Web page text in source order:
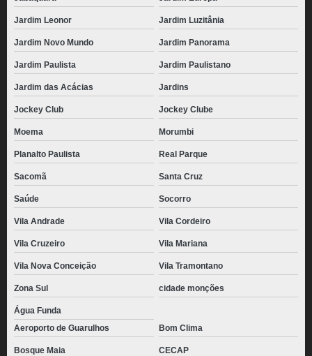
Jardim Leonor Jardim Luzitânia
Jardim Novo Mundo Jardim Panorama
Jardim Paulista Jardim Paulistano
Jardim das Acácias Jardins
Jockey Club Jockey Clube
Moema Morumbi
Planalto Paulista Real Parque
Sacomã Santa Cruz
Saúde Socorro
Vila Andrade Vila Cordeiro
Vila Cruzeiro Vila Mariana
Vila Nova Conceição Vila Tramontano
Zona Sul cidade monções
Água Funda
Aeroporto de Guarulhos
Bom Clima
Bosque Maia CECAP